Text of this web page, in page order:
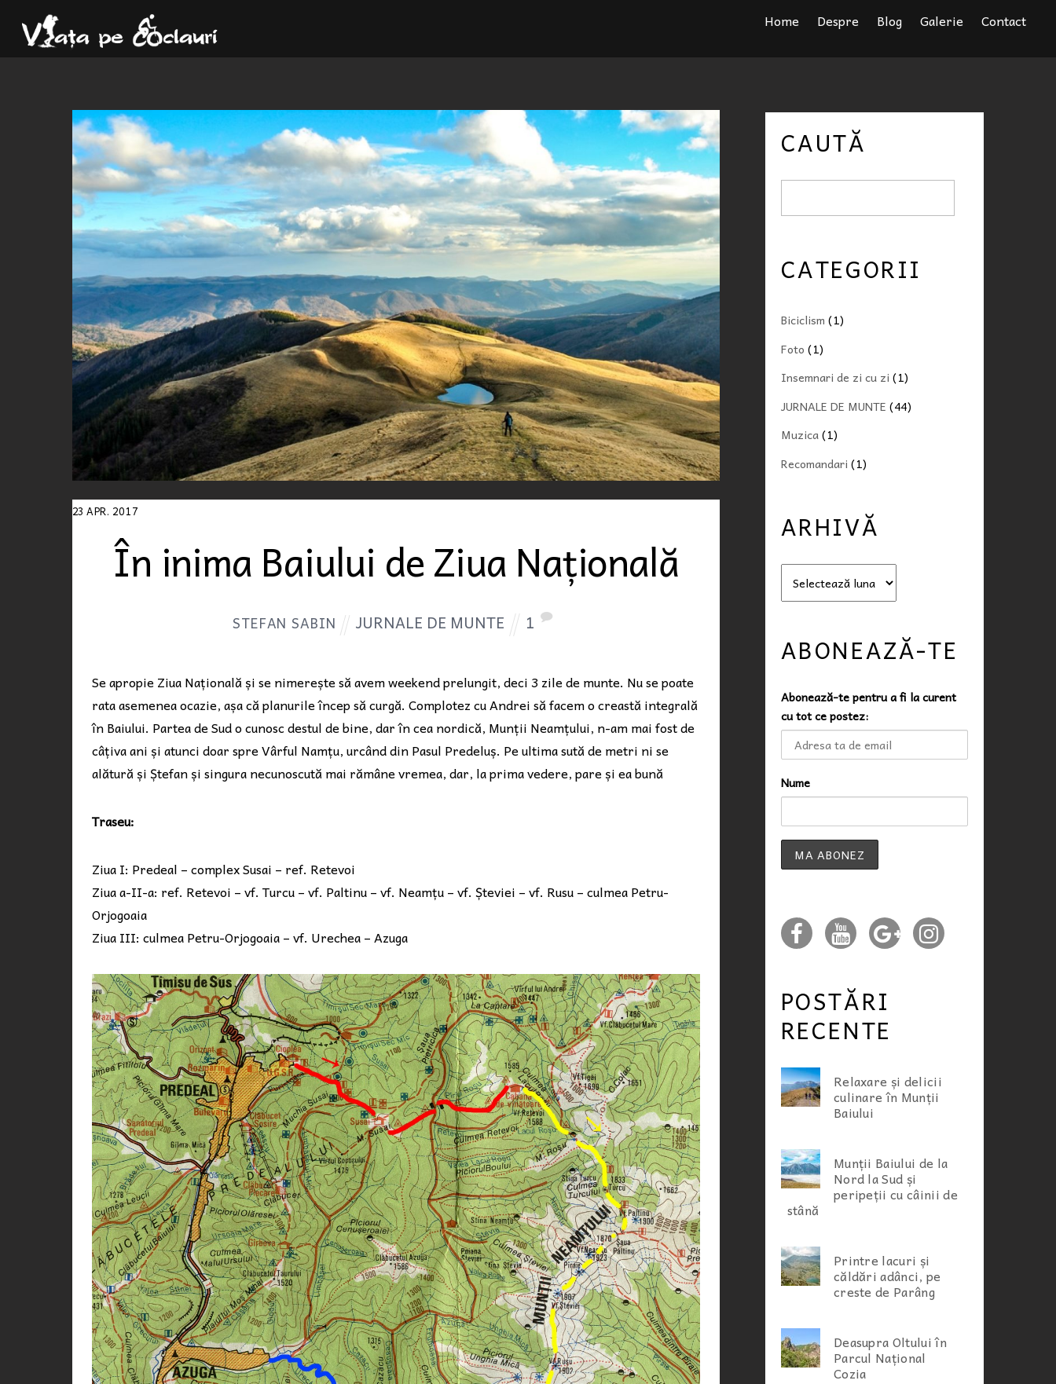
Home Despre Blog Galerie Contact
23 APR. 2017
În inima Baiului de Ziua Națională
STEFAN SABIN JURNALE DE MUNTE 1
Se apropie Ziua Națională și se nimerește să avem weekend prelungit, deci 3 zile de munte. Nu se poate
rata asemenea ocazie, așa că planurile încep să curgă. Complotez cu Andrei să facem o creastă integrală
în Baiului. Partea de Sud o cunosc destul de bine, dar în cea nordică, Munții Neamțului, n-am mai fost de
câțiva ani și atunci doar spre Vârful Namțu, urcând din Pasul Predeluș. Pe ultima sută de metri ni se
alătură și Ștefan și singura necunoscută mai rămâne vremea, dar, la prima vedere, pare și ea bună
Traseu:
Ziua I: Predeal – complex Susai – ref. Retevoi
Ziua a-II-a: ref. Retevoi – vf. Turcu – vf. Paltinu – vf. Neamțu – vf. Șteviei – vf. Rusu – culmea Petru-
Orjogoaia
Ziua III: culmea Petru-Orjogoaia – vf. Urechea – Azuga
CAUTĂ
CATEGORII
Biciclism (1)
Foto (1)
Insemnari de zi cu zi (1)
JURNALE DE MUNTE (44)
Muzica(1)
Recomandari (1)
ARHIVĂ
v
ABONEAZĂ-TE
Abonează-te pentru a fi la curent
cu tot ce postez:
Nume
POSTĂRI
RECENTE
Relaxare și delicii
culinare în Munții
Baiului
Munții Baiului de la
Nord la Sud și
peripeții cu câinii de
stână
Printre lacuri și
căldări adânci, pe
creste de Parâng
Deasupra Oltului în
Parcul Național
Cozia